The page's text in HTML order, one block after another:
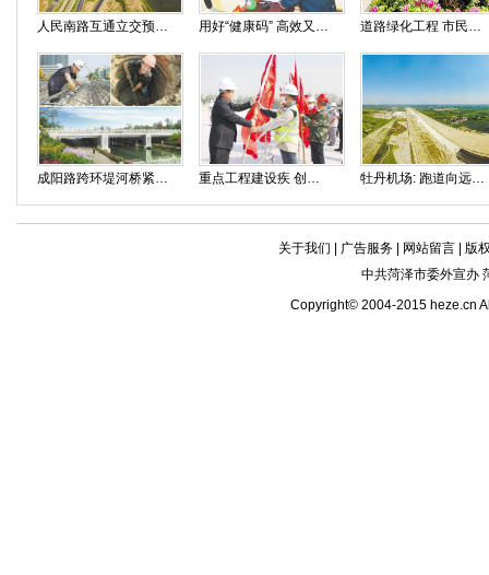
人民南路互通立交预计六月底双向通车 用好“健康码” 高效又便捷 道路绿化工程 市民徜徉“花海”
成阳路跨环堤河桥紧张施工中 重点工程建设疾 创先争优过“五一” 牡丹机场: 跑道向远方 孕育新希望
关于我们 广告服务| 网站留言| 版
中共菏泽市委外宣办
Copyright© 2004-2015 heze.cn